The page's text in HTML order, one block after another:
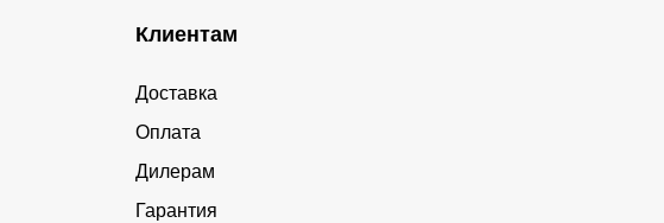
Клиентам
Доставка
Оплата
Дилерам
Гарантия